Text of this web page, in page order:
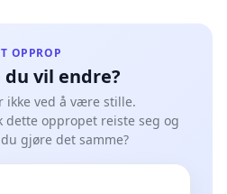
OPPROP
du vil endre?
ikke ved å være stille.
dette oppropet reiste seg og
gjøre det samme?